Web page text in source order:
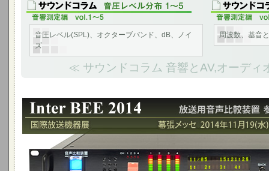
音圧レベル(SPL)、オクターブバンド、dB、ノイ
ズ
周波数、基音
≪ サウンドコラム 音響とAV,オーディ
Inter BEE 2014 参考出品の報告 - 幕張メッセ 2014年11月
放送用音声比較装置 ABE-2100Cを国際放送機器展に参考出展しました。